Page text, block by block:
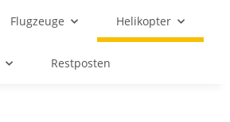
Flugzeuge Helikopter
Restposten